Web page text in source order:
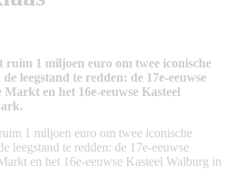
ruim 1 miljoen euro om twee iconische
leegstand te redden: de 17e-eeuwse
en het 16e-eeuwse Kasteel
1 miljoen euro om twee iconische
leegstand te redden: de 17e-eeuwse
en het 16e-eeuwse Kasteel Walburg in